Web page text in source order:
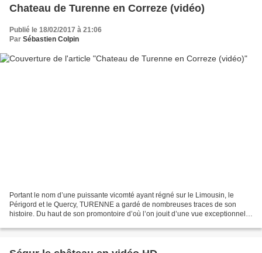
Chateau de Turenne en Correze (vidéo)
Publié le 18/02/2017 à 21:06
Par Sébastien Colpin
Portant le nom d’une puissante vicomté ayant régné sur le Limousin, le
Périgord et le Quercy, TURENNE a gardé de nombreuses traces de son
histoire. Du haut de son promontoire d’où l’on jouit d’une vue exceptionnelle